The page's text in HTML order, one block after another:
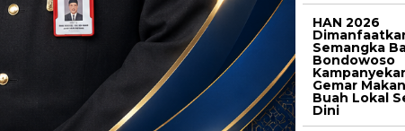
HAN 2026
Semangka
Bondowoso
Gemar
Buah Lokal
Dini